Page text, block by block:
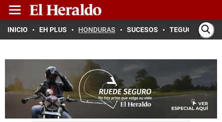
INICIO EH PLUS HONDURAS SUCESOS TEGUCIGALPA